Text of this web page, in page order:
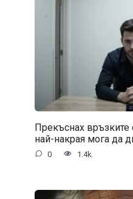
Прекъснах връзките
най-накрая мога да
0 1.4k.